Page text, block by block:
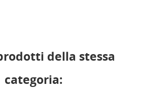
della stessa
categoria: